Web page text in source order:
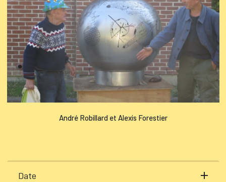
André Robillard et Alexis Forestier
Date